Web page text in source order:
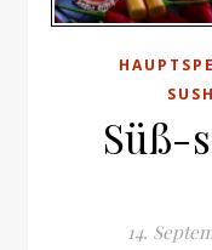
Süß-
14.